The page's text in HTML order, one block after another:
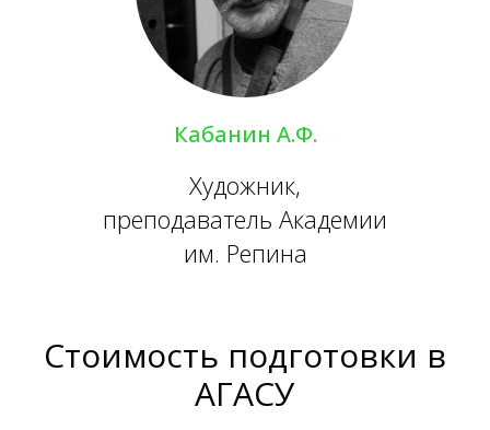
Кабанин А.Ф.
Художник,
преподаватель Академии
им. Репина
Стоимость подготовки в
АГАСУ